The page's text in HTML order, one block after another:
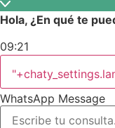
Hola, ¿En qué te
09:21
WhatsApp Message